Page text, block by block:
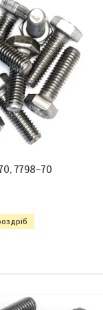
7798-70